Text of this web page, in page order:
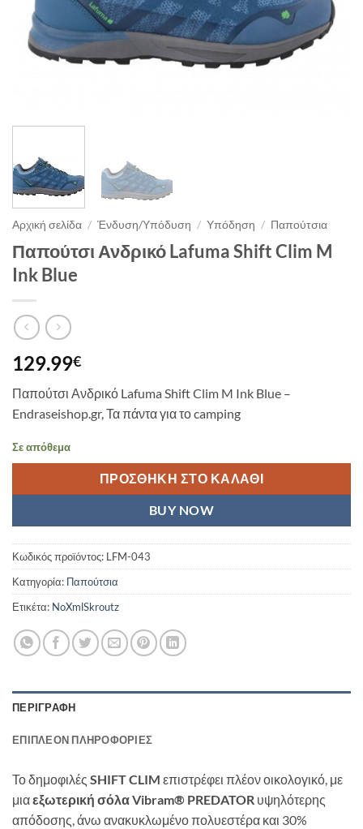
Αρχική σελίδα / Ένδυση/Υπόδυση / Υπόδηση / Παπούτσια
Παπούτσι Ανδρικό Lafuma Shift Clim M
Ink Blue
129.99€
Παπούτσι Ανδρικό Lafuma Shift Clim M Ink Blue –
Endraseishop.gr, Τα πάντα για το camping
Σε απόθεμα
ΠΡΟΣΘΉΚΗ ΣΤΟ ΚΑΛΆΘΙ
BUY NOW
Κωδικός προϊόντος: LFM-043
Κατηγορία: Παπούτσια
Ετικέτα: NoXmlSkroutz
ΠΕΡΙΓΡΑΦΉ
ΕΠΙΠΛΈΟΝ ΠΛΗΡΟΦΟΡΊΕΣ
Το δημοφιλές SHIFT CLIM επιστρέφει πλέον οικολογικό, με
μιαεξωτερική σόλα Vibram® PREDATOR υψηλότερης
απόδοσης, άνω ανακυκλωμένο πολυεστέρα και 30%